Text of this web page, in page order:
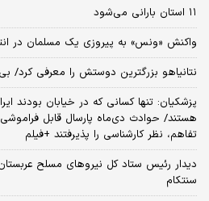
۱۱ استان بارانی می‌شود
واکنش «ونس» به پیروزی یک مسلمان در
نتانیاهو بزرگترین دوستش را معرفی کرد/
پزشکیان: تنها کسانی که در خیابان بودند
هستند/ حوادث دی‌ماه پارسال قابل
تفاهم، نظر کارشناسی را پذیرفتند +فیلم
دیدار رئیس ستاد کل نیروهای مسلح
سنتکام